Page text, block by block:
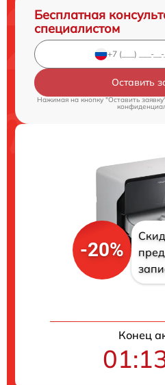
Бесплатная
специалистом
Оставить
Нажимая на кнопку "Оставить
-20%
Конец